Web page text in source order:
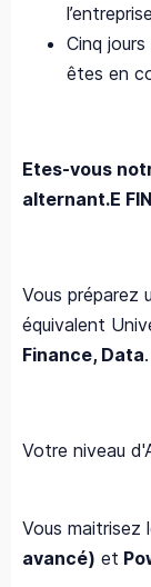
Cinq
êtes en
Etes-vous
alternant.E
Vous préparez
équivalent
Finance, Data.
Votre niveau
Vous maitrisez
avancé) et